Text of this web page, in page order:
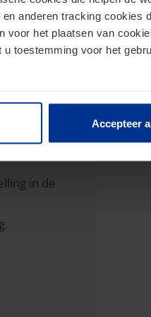
anderen tracking cookies
voor het plaatsen van
toestemming voor het
Accepteer
zelfstandig
in artikel 10a
worden
in de